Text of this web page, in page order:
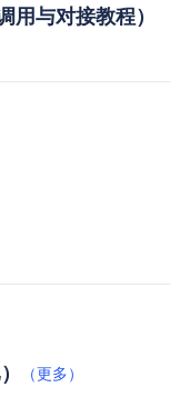
与对接教程）
（更多）